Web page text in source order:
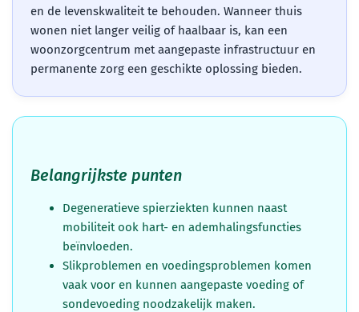
en de levenskwaliteit te behouden. Wanneer thuis
wonen niet langer veilig of haalbaar is, kan een
woonzorgcentrum met aangepaste infrastructuur en
permanente zorg een geschikte oplossing bieden.
Belangrijkste punten
Degeneratieve spierziekten kunnen naast
mobiliteit ook hart- en ademhalingsfuncties
beïnvloeden.
Slikproblemen en voedingsproblemen komen
vaak voor en kunnen aangepaste voeding of
sondevoeding noodzakelijk maken.